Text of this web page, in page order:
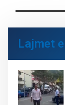
Lajmet